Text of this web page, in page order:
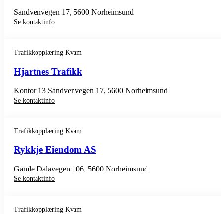
Sandvenvegen 17, 5600 Norheimsund
Se kontaktinfo
Trafikkopplæring Kvam
Hjartnes Trafikk
Kontor 13 Sandvenvegen 17, 5600 Norheimsund
Se kontaktinfo
Trafikkopplæring Kvam
Rykkje Eiendom AS
Gamle Dalavegen 106, 5600 Norheimsund
Se kontaktinfo
Trafikkopplæring Kvam